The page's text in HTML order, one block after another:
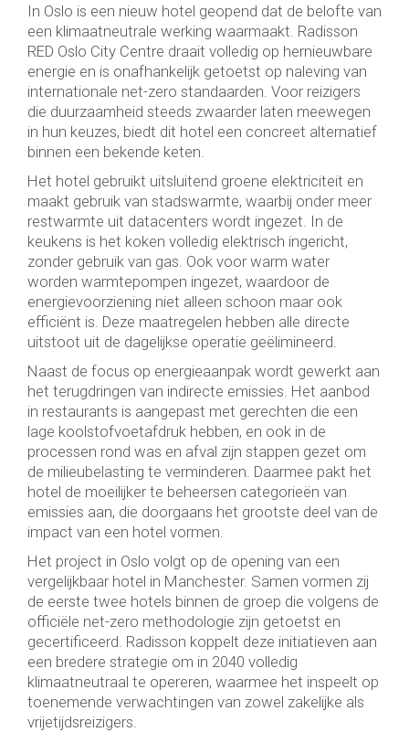
In Oslo is een nieuw hotel geopend dat de belofte van
een klimaatneutrale werking waarmaakt. Radisson
RED Oslo City Centre draait volledig op hernieuwbare
energie en is onafhankelijk getoetst op naleving van
internationale net-zero standaarden. Voor reizigers
die duurzaamheid steeds zwaarder laten meewegen
in hun keuzes, biedt dit hotel een concreet alternatief
binnen een bekende keten.
Het hotel gebruikt uitsluitend groene elektriciteit en
maakt gebruik van stadswarmte, waarbij onder meer
restwarmte uit datacenters wordt ingezet. In de
keukens is het koken volledig elektrisch ingericht,
zonder gebruik van gas. Ook voor warm water
worden warmtepompen ingezet, waardoor de
energievoorziening niet alleen schoon maar ook
efficiënt is. Deze maatregelen hebben alle directe
uitstoot uit de dagelijkse operatie geëlimineerd.
Naast de focus op energieaanpak wordt gewerkt aan
het terugdringen van indirecte emissies. Het aanbod
in restaurants is aangepast met gerechten die een
lage koolstofvoetafdruk hebben, en ook in de
processen rond was en afval zijn stappen gezet om
de milieubelasting te verminderen. Daarmee pakt het
hotel de moeilijker te beheersen categorieën van
emissies aan, die doorgaans het grootste deel van de
impact van een hotel vormen.
Het project in Oslo volgt op de opening van een
vergelijkbaar hotel in Manchester. Samen vormen zij
de eerste twee hotels binnen de groep die volgens de
officiële net-zero methodologie zijn getoetst en
gecertificeerd. Radisson koppelt deze initiatieven aan
een bredere strategie om in 2040 volledig
klimaatneutraal te opereren, waarmee het inspeelt op
toenemende verwachtingen van zowel zakelijke als
vrijetijdsreizigers.